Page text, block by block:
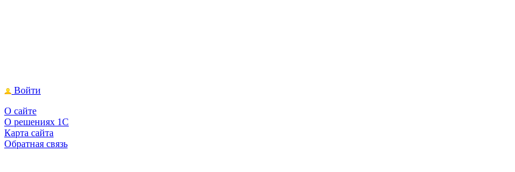
Войти
О сайте
О решениях 1С
Карта сайта
Обратная связь